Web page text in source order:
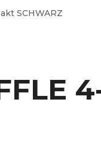
SCHWARZ